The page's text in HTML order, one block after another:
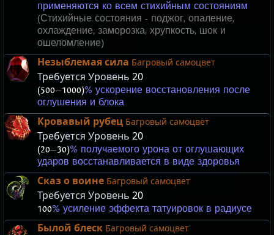
применяются ко всем стихийным состояниям
(Стихийные состояния - поджог, опаление,
охлаждение, заморозка, хрупкость, шок и
ошеломление)
Незыблемая сила Багровый самоцвет
Требуется Уровень 20
(500—1000)% ускорение восстановления после
оглушения и блока
Кровавый рубец Багровый самоцвет
Требуется Уровень 20
(20—30)% получаемого урона от оглушающих
ударов восстанавливается в виде здоровья
Сказ о воине Багровый самоцвет
Требуется Уровень 20
100% усиление эффекта татуировок в радиусе
Былой блеск Багровый самоцвет